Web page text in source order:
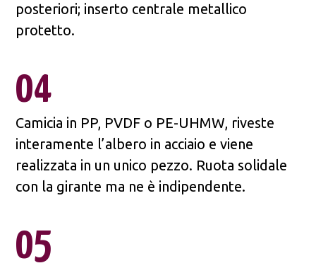
posteriori; inserto centrale metallico
protetto.
04
Camicia in PP, PVDF o PE-UHMW, riveste
interamente l’albero in acciaio e viene
realizzata in un unico pezzo. Ruota solidale
con la girante ma ne è indipendente.
05